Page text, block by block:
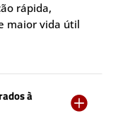
rápida,
maior vida útil
à
